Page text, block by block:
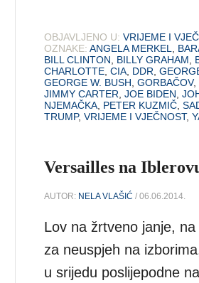
OBJAVLJENO U: VRIJEME I
OZNAKE: ANGELA MERKEL
BILL CLINTON
BILLY GRAHAM
CHARLOTTE ,CIA DDR ,
GEORGE W. BUSH ,GORBAČOV,
JIMMY CARTER ,JOE BIDEN ,
NJEMAČKA PETER KUZMIČ ,
TRUMP,VRIJEME I VJEČNOST,
Versailles na
AUTOR: NELA VLAŠIĆ / 06.06.2014.
Lov na žrtveno janje, na
za neuspjeh na
u srijedu poslijepodne na